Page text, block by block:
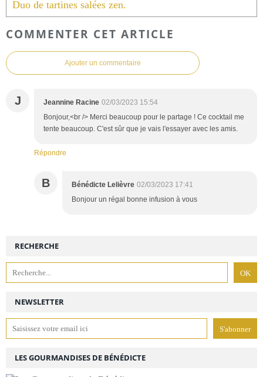
Duo de tartines salées zen.
COMMENTER CET ARTICLE
Ajouter un commentaire
J Jeannine Racine 02/03/2023 15:54
Bonjour,<br /> Merci beaucoup pour le partage ! Ce cocktail me
tente beaucoup. C'est sûr que je vais l'essayer avec les amis.
Répondre
B Bénédicte Lelièvre 02/03/2023 17:41
Bonjour un régal bonne infusion à vous
NEWSLETTER
RECHERCHE
LES GOURMANDISES DE BÉNÉDICTE